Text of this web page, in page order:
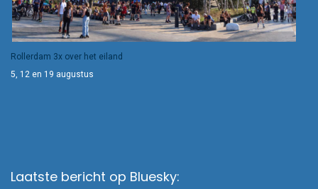
Rollerdam 3x over het eiland
5, 12 en 19 augustus
Laatste bericht op Bluesky: